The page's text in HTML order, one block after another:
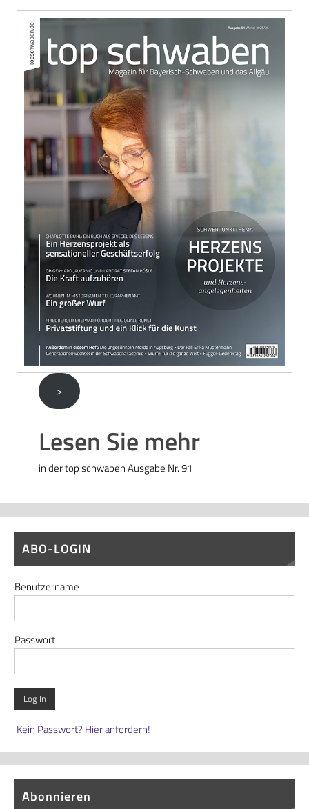
>
Lesen Sie mehr
in der top schwaben Ausgabe Nr. 91
ABO-LOGIN
Benutzername
Passwort
Kein Passwort? Hier anfordern!
Abonnieren